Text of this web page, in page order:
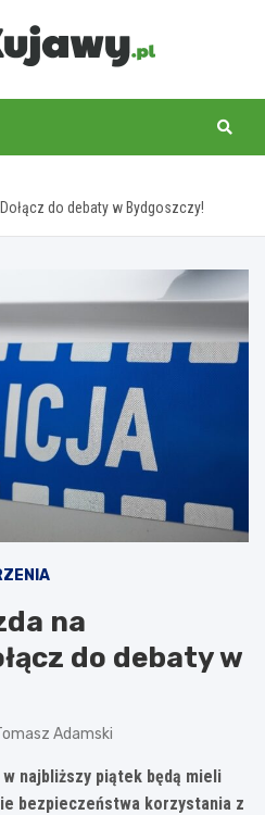
do debaty w Bydgoszczy!
na
do debaty w
Adamski
najbliższy piątek będą mieli
bezpieczeństwa korzystania z